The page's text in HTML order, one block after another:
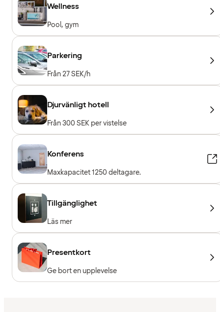
Wellness
Pool, gym
Parkering
Från 27 SEK/h
Djurvänligt hotell
Från 300 SEK per vistelse
Konferens
Maxkapacitet 1250 deltagare.
Tillgänglighet
Läs mer
Presentkort
Ge bort en upplevelse